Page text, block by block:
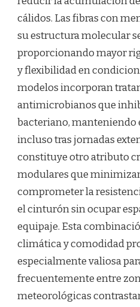
cálidos. Las fibras con
su estructura molecular
proporcionando mayor
y flexibilidad en
modelos incorporan
antimicrobianos que
bacteriano, manteniendo
incluso tras jornadas
constituye otro atributo
modulares que
comprometer la
el cinturón sin ocupar
equipaje. Esta
climática y comodidad
especialmente valiosa
frecuentemente entre
meteorológicas